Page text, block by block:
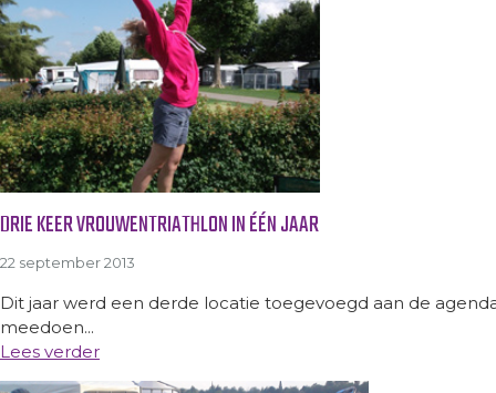
DRIE KEER VROUWENTRIATHLON IN ÉÉN JAAR
22 september 2013
Dit jaar werd een derde locatie toegevoegd aan de
meedoen...
Lees verder